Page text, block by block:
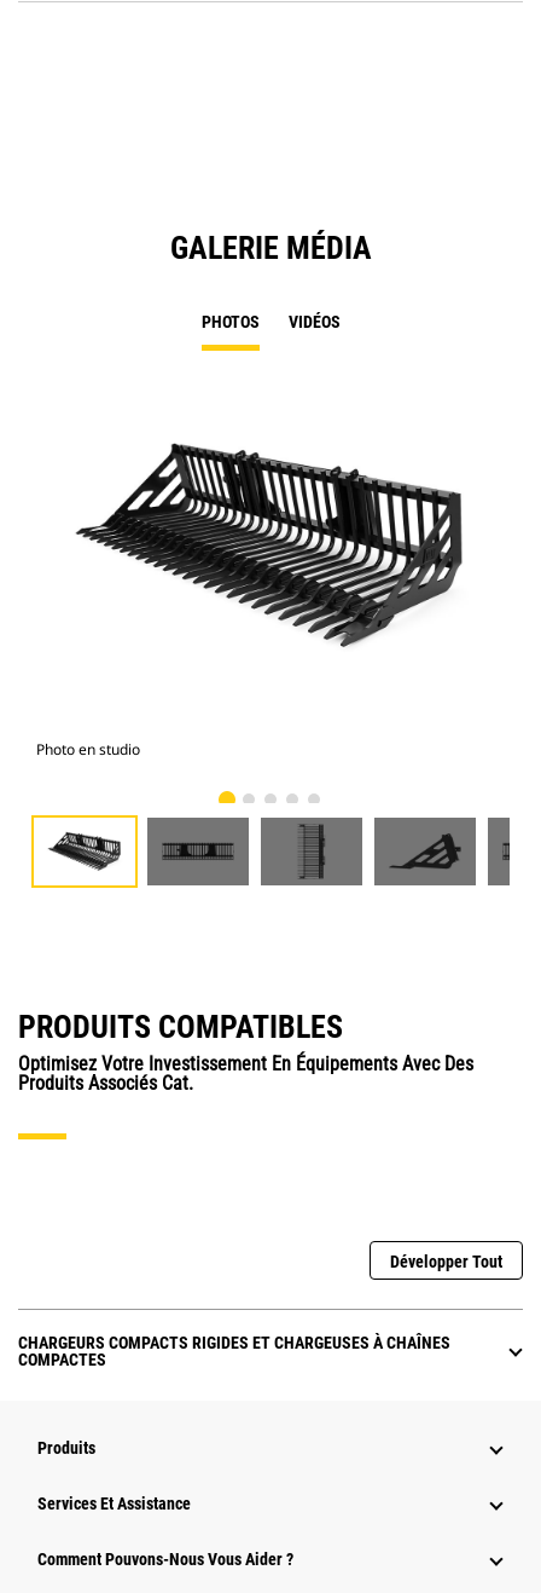
GALERIE MÉDIA
PHOTOS VIDÉOS
Photo en studio
PRODUITS COMPATIBLES
Optimisez Votre Investissement En Équipements Avec Des
Produits Associés Cat.
Développer Tout
CHARGEURS COMPACTS RIGIDES ET CHARGEUSES À CHAÎNES
COMPACTES
Produits
Services Et Assistance
Comment Pouvons-Nous Vous Aider ?